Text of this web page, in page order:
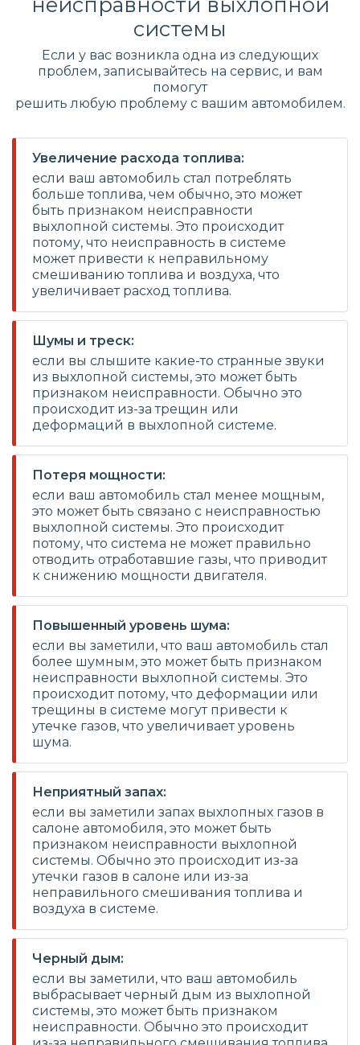
системы
Если у вас возникла одна из следующих
проблем, записывайтесь на сервис, и вам
помогут
решить любую проблему с вашим автомобилем.
Увеличение расхода топлива:
если ваш автомобиль стал потреблять
больше топлива, чем обычно, это может
быть признаком неисправности
выхлопной системы. Это происходит
потому, что неисправность в системе
может привести к неправильному
смешиванию топлива и воздуха, что
увеличивает расход топлива.
Шумы и треск:
если вы слышите какие-то странные звуки
из выхлопной системы, это может быть
признаком неисправности. Обычно это
происходит из-за трещин или
деформаций в выхлопной системе.
Потеря мощности:
если ваш автомобиль стал менее мощным,
это может быть связано с неисправностью
выхлопной системы. Это происходит
потому, что система не может правильно
отводить отработавшие газы, что приводит
к снижению мощности двигателя.
Повышенный уровень шума:
если вы заметили, что ваш автомобиль стал
более шумным, это может быть признаком
неисправности выхлопной системы. Это
происходит потому, что деформации или
трещины в системе могут привести к
утечке газов, что увеличивает уровень
шума.
Неприятный запах:
если вы заметили запах выхлопных газов в
салоне автомобиля, это может быть
признаком неисправности выхлопной
системы. Обычно это происходит из-за
утечки газов в салоне или из-за
неправильного смешивания топлива и
воздуха в системе.
Черный дым:
если вы заметили, что ваш автомобиль
выбрасывает черный дым из выхлопной
системы, это может быть признаком
неисправности. Обычно это происходит